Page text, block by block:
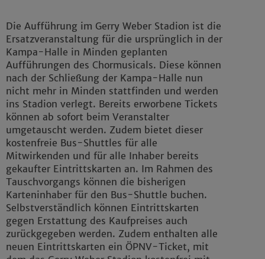
Die Aufführung im Gerry Weber Stadion ist die
Ersatzveranstaltung für die ursprünglich in der
Kampa-Halle in Minden geplanten
Aufführungen des Chormusicals. Diese können
nach der Schließung der Kampa-Halle nun
nicht mehr in Minden stattfinden und werden
ins Stadion verlegt. Bereits erworbene Tickets
können ab sofort beim Veranstalter
umgetauscht werden. Zudem bietet dieser
kostenfreie Bus-Shuttles für alle
Mitwirkenden und für alle Inhaber bereits
gekaufter Eintrittskarten an. Im Rahmen des
Tauschvorgangs können die bisherigen
Karteninhaber für den Bus-Shuttle buchen.
Selbstverständlich können Eintrittskarten
gegen Erstattung des Kaufpreises auch
zurückgegeben werden. Zudem enthalten alle
neuen Eintrittskarten ein ÖPNV-Ticket, mit